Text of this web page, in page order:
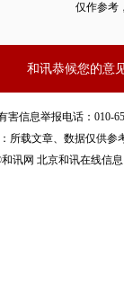
仅作参考
和讯恭候您的意
信息举报电话：010-
所载文章、数据仅供参
讯网 北京和讯在线信